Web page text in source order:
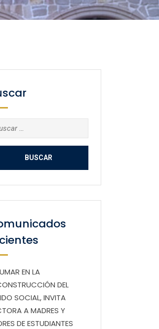
EN LA
DEL
SOCIAL, INVITA
A MADRES Y
DE ESTUDIANTES